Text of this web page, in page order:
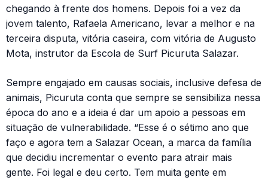
chegando à frente dos homens. Depois foi a vez da
jovem talento, Rafaela Americano, levar a melhor e na
terceira disputa, vitória caseira, com vitória de Augusto
Mota, instrutor da Escola de Surf Picuruta Salazar.
Sempre engajado em causas sociais, inclusive defesa de
animais, Picuruta conta que sempre se sensibiliza nessa
época do ano e a ideia é dar um apoio a pessoas em
situação de vulnerabilidade. “Esse é o sétimo ano que
faço e agora tem a Salazar Ocean, a marca da família
que decidiu incrementar o evento para atrair mais
gente. Foi legal e deu certo. Tem muita gente em